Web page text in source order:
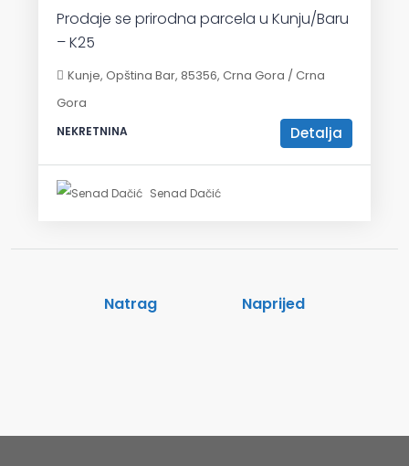
Prodaje se prirodna parcela u Kunju/Baru
– K25
Kunje, Opština Bar, 85356, Crna Gora / Crna
Gora
NEKRETNINA Detalja
Senad Dačić
Natrag Naprijed